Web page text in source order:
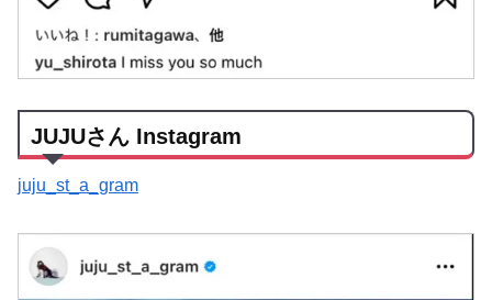
JUJUさん Instagram
juju_st_a_gram